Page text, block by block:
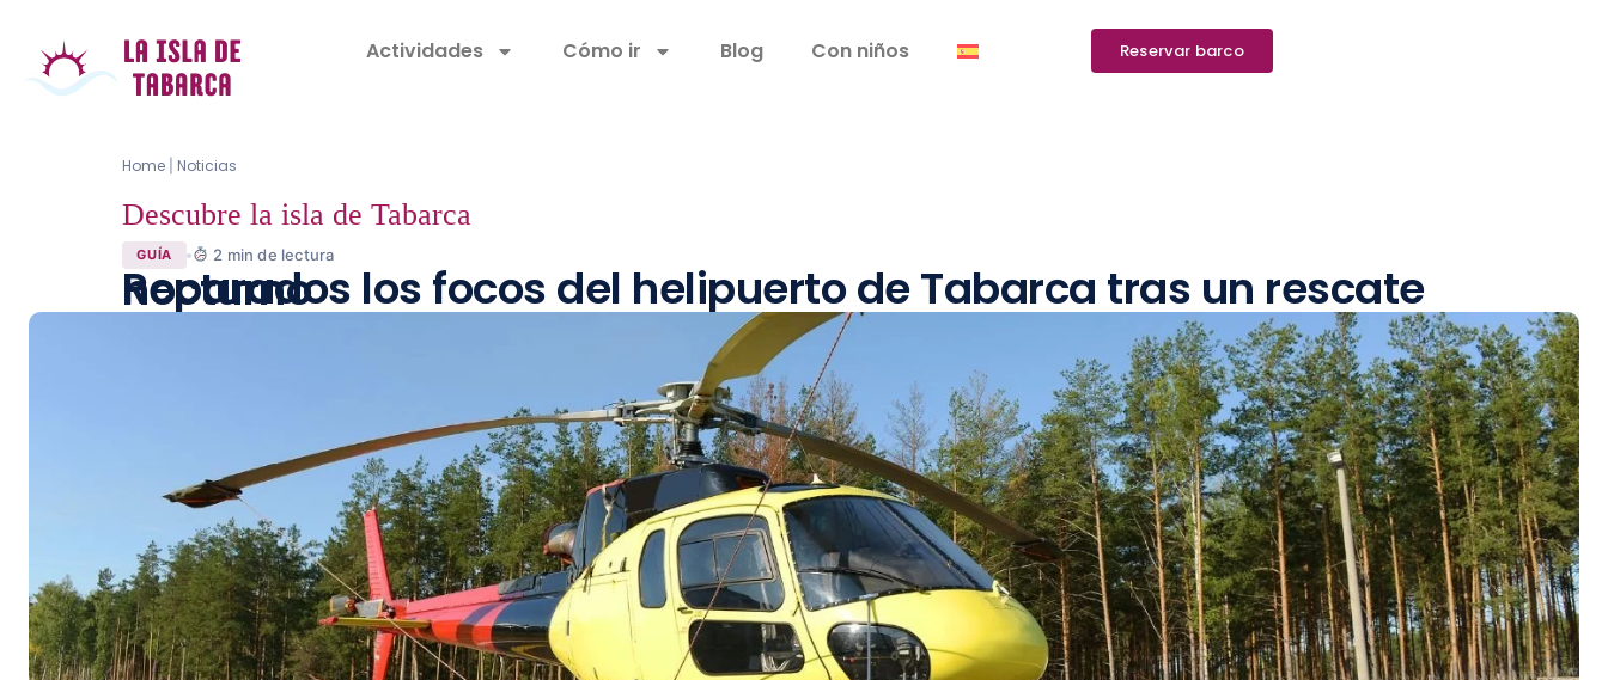
Actividades Cómo ir Blog Con niños Reservar barco
Home Noticias
Descubre la isla de Tabarca
GUÍA 2 min de lectura
Reparados los focos del helipuerto de Tabarca tras un rescate nocturno